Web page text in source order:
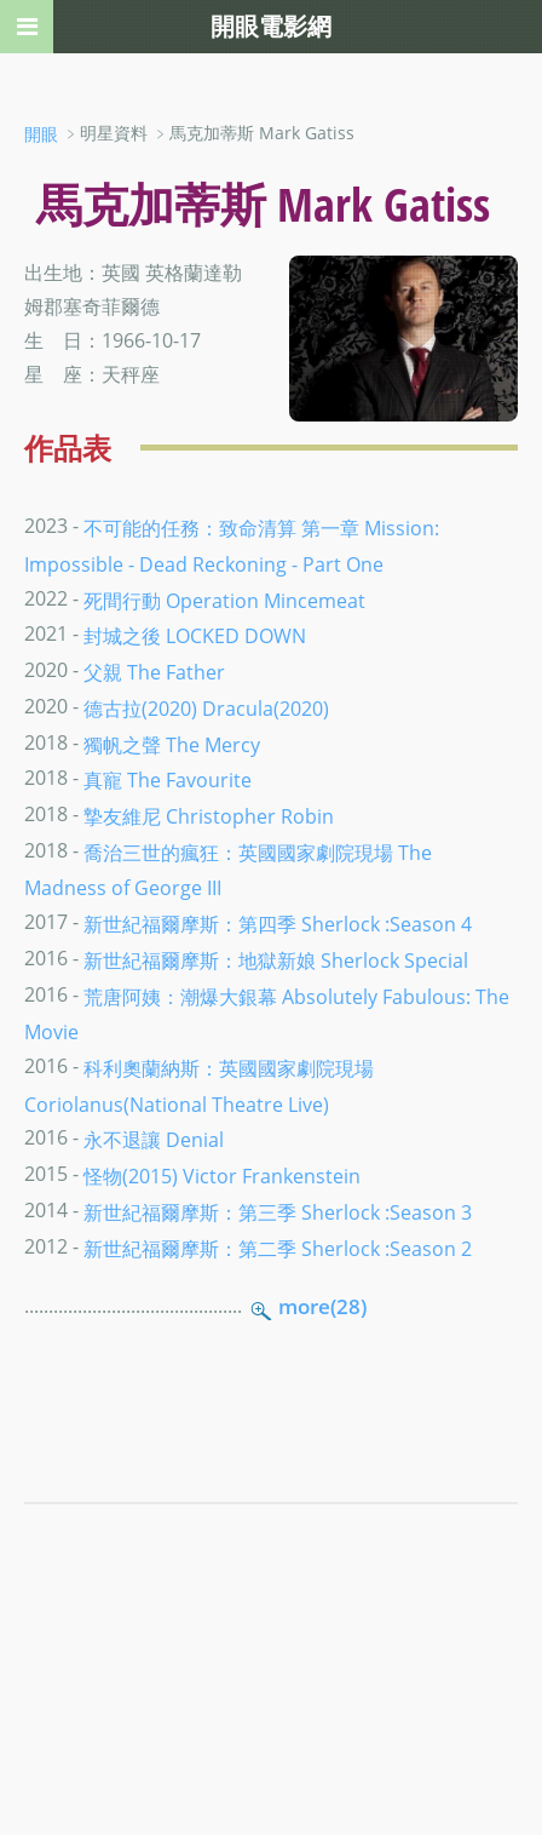
開眼 ﹥明星資料 ﹥馬克加蒂斯 Mark Gatiss
馬克加蒂斯 Mark Gatiss
出生地：英國 英格蘭達勒
姆郡塞奇菲爾德
生 日：1966-10-17
星 座：天秤座
作品表
2023 -不可能的任務：致命清算 第一章 Mission:
Impossible - Dead Reckoning - Part One
2022 -死間行動 Operation Mincemeat
2021 -封城之後 LOCKED DOWN
2020 -父親 The Father
2020 -德古拉(2020) Dracula(2020)
2018 -獨帆之聲 The Mercy
2018 -真寵 The Favourite
2018 -摯友維尼 Christopher Robin
2018 -喬治三世的瘋狂：英國國家劇院現場 The
Madness of George III
2017 - 新世紀福爾摩斯：第四季 Sherlock :Season 4
2016 - 新世紀福爾摩斯：地獄新娘 Sherlock Special
2016 -荒唐阿姨：潮爆大銀幕 Absolutely Fabulous: The
Movie
2016 -科利奧蘭納斯：英國國家劇院現場
Coriolanus(National Theatre Live)
2016 - 永不退讓 Denial
2015 -怪物(2015) Victor Frankenstein
2014 - 新世紀福爾摩斯：第三季 Sherlock :Season 3
2012 - 新世紀福爾摩斯：第二季 Sherlock :Season 2
............................................. more(28)
開眼電影網